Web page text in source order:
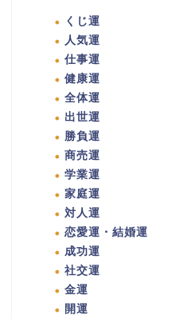
くじ運
人気運
仕事運
健康運
全体運
出世運
勝負運
商売運
学業運
家庭運
対人運
恋愛運・結婚運
成功運
社交運
金運
開運